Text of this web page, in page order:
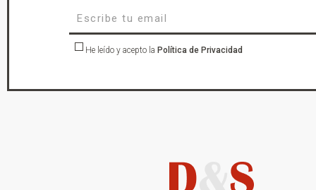
He leído y acepto la Política de Privacidad